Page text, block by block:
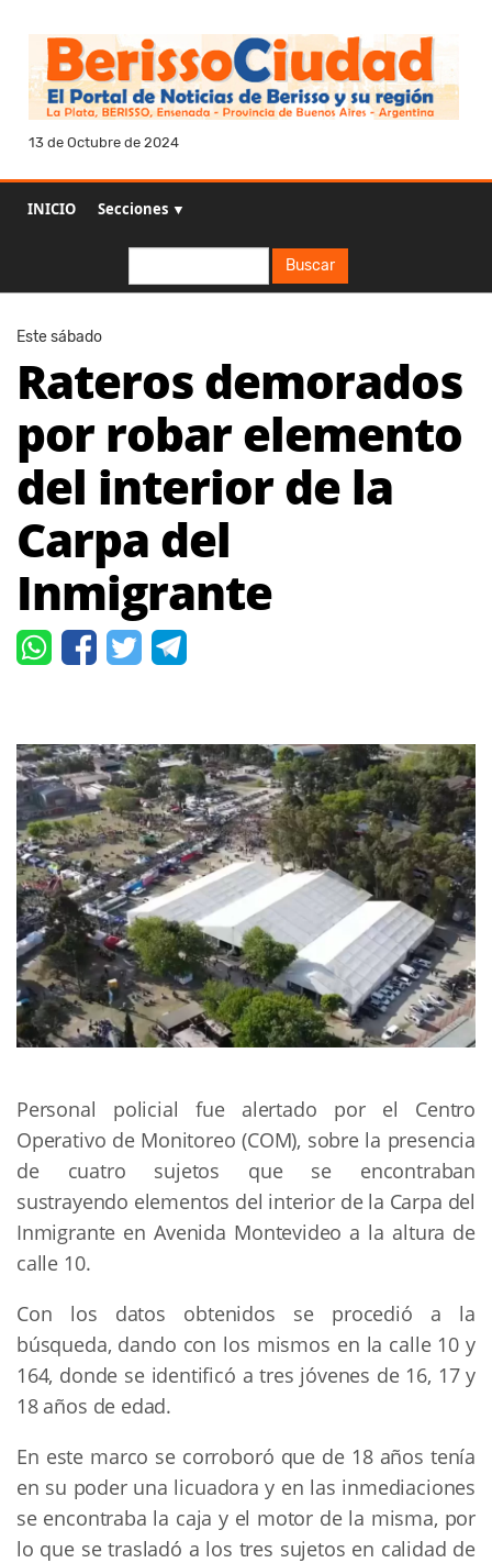
13 de Octubre de 2024
INICIO Secciones ▼
Buscar
Este sábado
Rateros demorados
por robar elemento
del interior de la
Carpa del
Inmigrante
Personal policial fue alertado por el Centro
Operativo de Monitoreo (COM), sobre la presencia
de cuatro sujetos que se encontraban
sustrayendo elementos del interior de la Carpa del
Inmigrante en Avenida Montevideo a la altura de
calle 10.
Con los datos obtenidos se procedió a la
búsqueda, dando con los mismos en la calle 10 y
164, donde se identificó a tres jóvenes de 16, 17 y
18 años de edad.
En este marco se corroboró que de 18 años tenía
en su poder una licuadora y en las inmediaciones
se encontraba la caja y el motor de la misma, por
lo que se trasladó a los tres sujetos en calidad de